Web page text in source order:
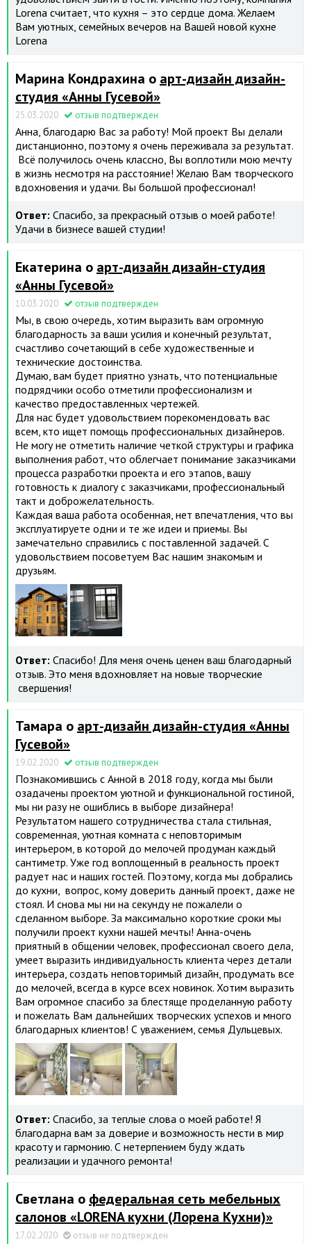
Lorena считает, что кухня – это сердце дома. Желаем
Вам уютных, семейных вечеров на Вашей новой кухне
Lorena
Марина Кондрахина о арт-дизайн дизайн-
студия «Анны Гусевой»
25.03.2020 отзыв подтвержден
Анна, благодарю Вас за работу! Мой проект Вы делали
дистанционно, поэтому я очень переживала за результат.
Всё получилось очень классно, Вы воплотили мою мечту
в жизнь несмотря на расстояние! Желаю Вам творческого
вдохновения и удачи. Вы большой профессионал!
Ответ: Спасибо, за прекрасный отзыв о моей работе!
Удачи в бизнесе вашей студии!
Екатерина о арт-дизайн дизайн-студия
«Анны Гусевой»
10.03.2020 отзыв подтвержден
Мы, в свою очередь, хотим выразить вам огромную
благодарность за ваши усилия и конечный результат,
счастливо сочетающий в себе художественные и
технические достоинства.
Думаю, вам будет приятно узнать, что потенциальные
подрядчики особо отметили профессионализм и
качество предоставленных чертежей.
Для нас будет удовольствием порекомендовать вас
всем, кто ищет помощь профессиональных дизайнеров.
Не могу не отметить наличие четкой структуры и графика
выполнения работ, что облегчает понимание заказчиками
процесса разработки проекта и его этапов, вашу
готовность к диалогу с заказчиками, профессиональный
такт и доброжелательность.
Каждая ваша работа особенная, нет впечатления, что вы
эксплуатируете одни и те же идеи и приемы. Вы
замечательно справились с поставленной задачей. С
удовольствием посоветуем Вас нашим знакомым и
друзьям.
Ответ: Спасибо! Для меня очень ценен ваш благодарный
отзыв. Это меня вдохновляет на новые творческие
свершения!
Тамара о арт-дизайн дизайн-студия «Анны
Гусевой»
19.02.2020 отзыв подтвержден
Познакомившись с Анной в 2018 году, когда мы были
озадачены проектом уютной и функциональной гостиной,
мы ни разу не ошиблись в выборе дизайнера!
Результатом нашего сотрудничества стала стильная,
современная, уютная комната с неповторимым
интерьером, в которой до мелочей продуман каждый
сантиметр. Уже год воплощенный в реальность проект
радует нас и наших гостей. Поэтому, когда мы добрались
до кухни, вопрос, кому доверить данный проект, даже не
стоял. И снова мы ни на секунду не пожалели о
сделанном выборе. За максимально короткие сроки мы
получили проект кухни нашей мечты! Анна-очень
приятный в общении человек, профессионал своего дела,
умеет выразить индивидуальность клиента через детали
интерьера, создать неповторимый дизайн, продумать все
до мелочей, всегда в курсе всех новинок. Хотим выразить
Вам огромное спасибо за блестяще проделанную работу
и пожелать Вам дальнейших творческих успехов и много
благодарных клиентов! С уважением, семья Дульцевых.
Ответ: Спасибо, за теплые слова о моей работе! Я
благодарна вам за доверие и возможность нести в мир
красоту и гармонию. С нетерпением буду ждать
реализации и удачного ремонта!
Светлана о федеральная сеть мебельных
салонов «LORENA кухни (Лорена Кухни)»
17.02.2020 отзыв не подтвержден